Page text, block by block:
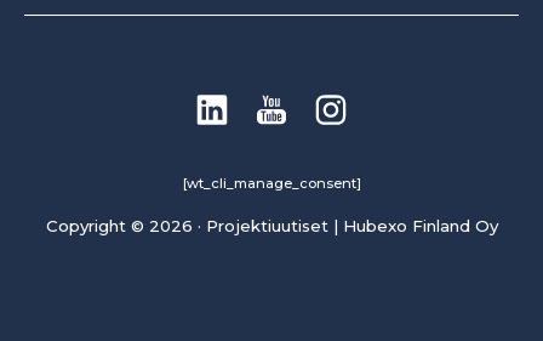
[wt_cli_manage_consent]
Copyright © 2026 · Projektiuutiset | Hubexo Finland Oy